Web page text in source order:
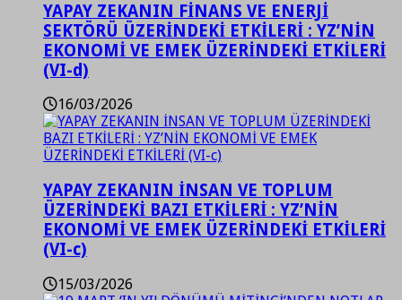
YAPAY ZEKANIN FİNANS VE ENERJİ
SEKTÖRÜ ÜZERİNDEKİ ETKİLERİ : YZ’NİN
EKONOMİ VE EMEK ÜZERİNDEKİ ETKİLERİ
(VI-d)
16/03/2026
YAPAY ZEKANIN İNSAN VE TOPLUM
ÜZERİNDEKİ BAZI ETKİLERİ : YZ’NİN
EKONOMİ VE EMEK ÜZERİNDEKİ ETKİLERİ
(VI-c)
15/03/2026